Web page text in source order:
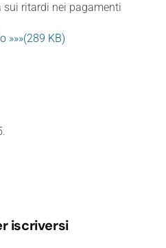
sui ritardi nei pagamenti
»»»(289 KB)
.
iscriversi